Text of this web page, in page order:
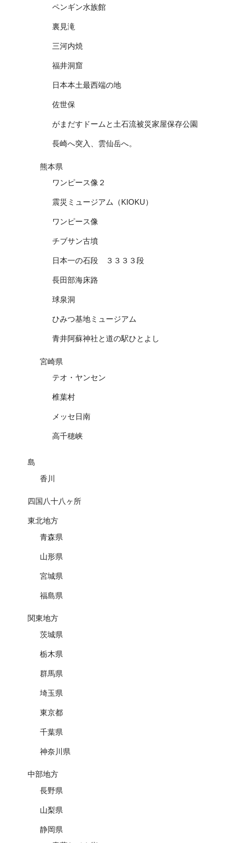
ペンギン水族館
裏見滝
三河内焼
福井洞窟
日本本土最西端の地
佐世保
がまだすドームと土石流被災家屋保存公園
長崎へ突入、雲仙岳へ。
熊本県
ワンピース像２
震災ミュージアム（KIOKU）
ワンピース像
チブサン古墳
日本一の石段 ３３３３段
長田部海床路
球泉洞
ひみつ基地ミュージアム
青井阿蘇神社と道の駅ひとよし
宮崎県
テオ・ヤンセン
椎葉村
メッセ日南
高千穂峡
島
香川
四国八十八ヶ所
東北地方
青森県
山形県
宮城県
福島県
関東地方
茨城県
栃木県
群馬県
埼玉県
東京都
千葉県
神奈川県
中部地方
長野県
山梨県
静岡県